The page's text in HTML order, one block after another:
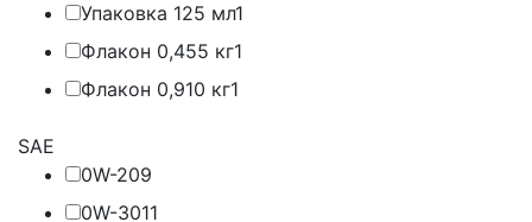
Упаковка 125 мл1
Флакон 0,455 кг1
Флакон 0,910 кг1
SAE
0W-209
0W-3011